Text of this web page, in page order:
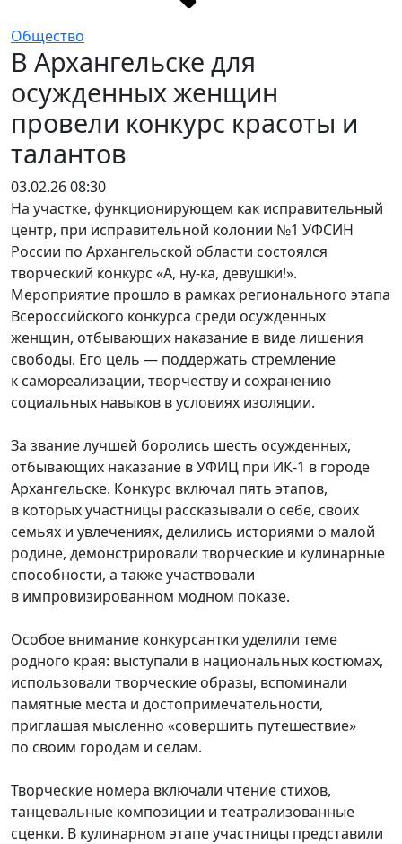
Общество
В Архангельске для
осужденных женщин
провели конкурс красоты и
талантов
03.02.26 08:30
На участке, функционирующем как исправительный
центр, при исправительной колонии №1 УФСИН
России по Архангельской области состоялся
творческий конкурс «А, ну-ка, девушки!».
Мероприятие прошло в рамках регионального этапа
Всероссийского конкурса среди осужденных
женщин, отбывающих наказание в виде лишения
свободы. Его цель — поддержать стремление
к самореализации, творчеству и сохранению
социальных навыков в условиях изоляции.
За звание лучшей боролись шесть осужденных,
отбывающих наказание в УФИЦ при ИК‑1 в городе
Архангельске. Конкурс включал пять этапов,
в которых участницы рассказывали о себе, своих
семьях и увлечениях, делились историями о малой
родине, демонстрировали творческие и кулинарные
способности, а также участвовали
в импровизированном модном показе.
Особое внимание конкурсантки уделили теме
родного края: выступали в национальных костюмах,
использовали творческие образы, вспоминали
памятные места и достопримечательности,
приглашая мысленно «совершить путешествие»
по своим городам и селам.
Творческие номера включали чтение стихов,
танцевальные композиции и театрализованные
сценки. В кулинарном этапе участницы представили